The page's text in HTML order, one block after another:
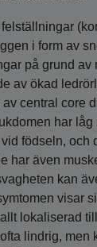
i form av
på grund av
av ökad
central core
har
födseln, och
har även
kan
visar
lokaliserad
lindrig, men